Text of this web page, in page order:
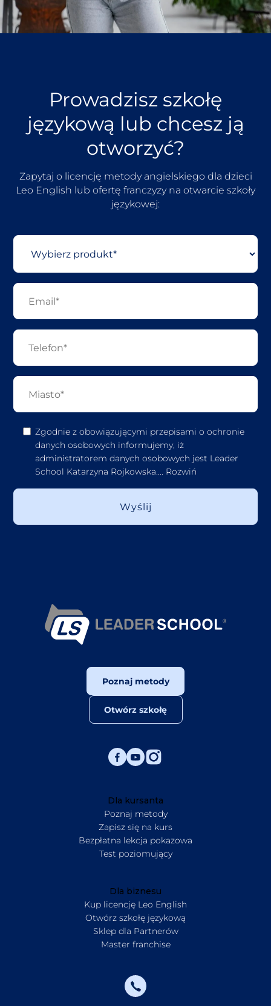
Prowadzisz szkołę
językową lub chcesz ją
otworzyć?
Zapytaj o licencję metody angielskiego dla dzieci
Leo English lub ofertę franczyzy na otwarcie szkoły
językowej:
Zgodnie z obowiązującymi przepisami o ochronie
danych osobowych informujemy, iż
administratorem danych osobowych jest Leader
School Katarzyna Rojkowska.... Rozwiń
Poznaj metody
Otwórz szkołę
Dla kursanta
Poznaj metody
Zapisz się na kurs
Bezpłatna lekcja pokazowa
Test poziomujący
Dla biznesu
Kup licencję Leo English
Otwórz szkołę językową
Sklep dla Partnerów
Master franchise